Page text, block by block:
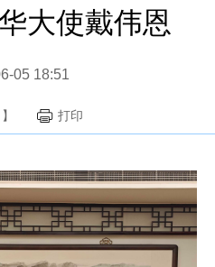
大使戴伟恩
05 18:51
】 打印